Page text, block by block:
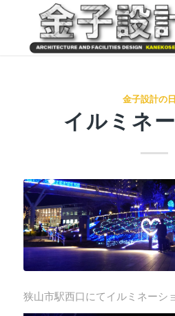
金子設計の
イルミネ
狭山市駅西口にてイルミネーシ